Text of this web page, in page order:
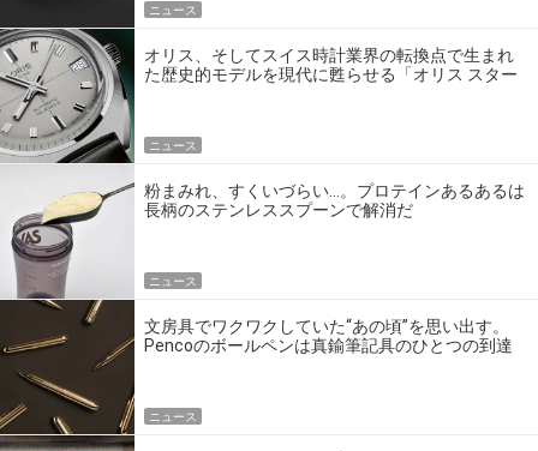
ニュース
オリス、そしてスイス時計業界の転換点で生まれ
た歴史的モデルを現代に甦らせる「オリス スター
ニュース
粉まみれ、すくいづらい…。プロテインあるあるは
長柄のステンレススプーンで解消だ
ニュース
文房具でワクワクしていた“あの頃”を思い出す。
Pencoのボールペンは真鍮筆記具のひとつの到達
ニュース